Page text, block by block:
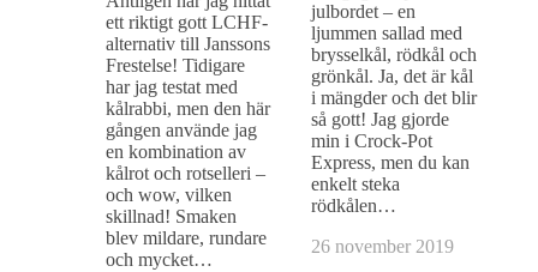
ett riktigt gott LCHF-
alternativ till Janssons
Frestelse! Tidigare
har jag testat med
kålrabbi, men den här
gången använde jag
en kombination av
kålrot och rotselleri –
och wow, vilken
skillnad! Smaken
blev mildare, rundare
och mycket…
julbordet – en
ljummen sallad med
brysselkål, rödkål och
grönkål. Ja, det är kål
i mängder och det blir
så gott! Jag gjorde
min i Crock-Pot
Express, men du kan
enkelt steka
rödkålen…
26 november 2019